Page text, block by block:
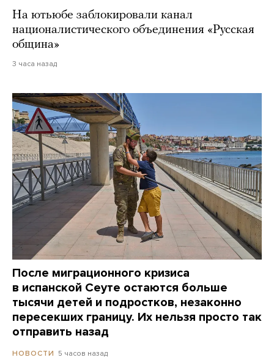
На ютьюбе заблокировали канал
националистического объединения «Русская
община»
3 часа назад
После миграционного кризиса
в испанской Сеуте остаются больше
тысячи детей и подростков, незаконно
пересекших границу. Их нельзя просто так
отправить назад
НОВОСТИ 5 часов назад